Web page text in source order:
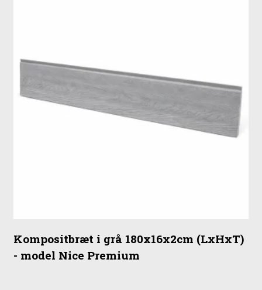
Kompositbræt i grå 180x16x2cm (LxHxT)
- model Nice Premium